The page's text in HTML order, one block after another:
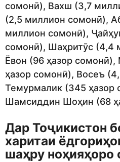
сомонӣ), Вахш (3,7
(2,5 миллион сомонӣ),
миллион сомонӣ),
сомонӣ), Шаҳритӯс (4,4
Ёвон (96 ҳазор
ҳазор сомонӣ), Восеъ
Темурмалик (345 ҳазор
Шамсиддин Шоҳин (68
Дар Тоҷикистон
харитаи
шаҳру